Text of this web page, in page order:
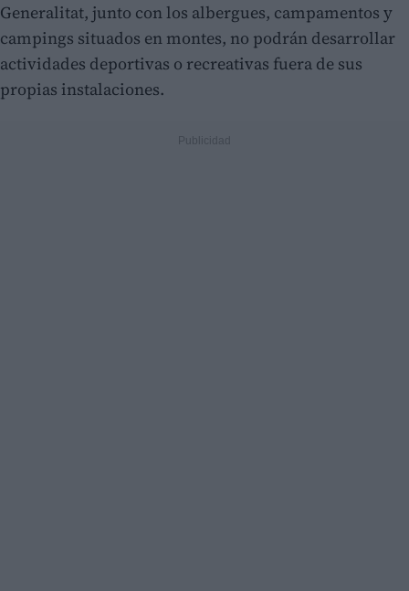
Generalitat, junto con los albergues, campamentos y
campings situados en montes, no podrán desarrollar
actividades deportivas o recreativas fuera de sus
propias instalaciones.